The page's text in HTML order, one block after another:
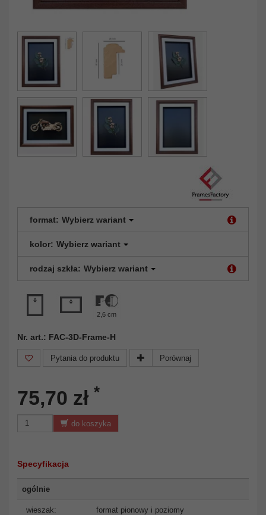
format: Wybierz wariant
kolor: Wybierz wariant
rodzaj szkła: Wybierz wariant
2,6 cm
Nr. art.: FAC-3D-Frame-H
Pytania do produktu Porównaj
75,70 zł *
do koszyka
Specyfikacja
ogólnie
wieszak: format pionowy i poziomy